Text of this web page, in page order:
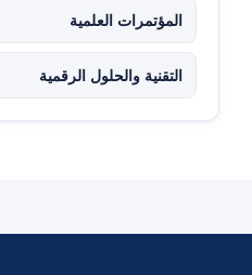
المؤتمرات العلمية
التقنية والحلول الرقمية